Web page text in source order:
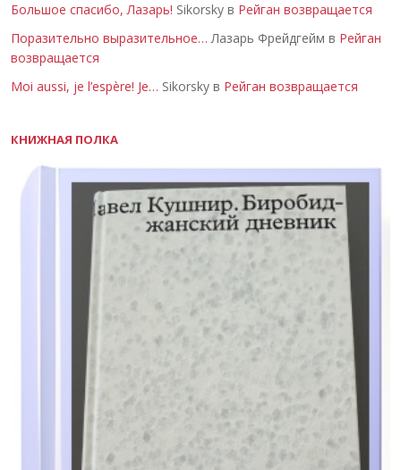
Большое спасибо, Лазарь! Sikorsky в Рейган возвращается
Поразительно выразительное… Лазарь Фрейдгейм в Рейган
возвращается
Moi aussi, je l’espère! Je… Sikorsky в Рейган возвращается
КНИЖНАЯ ПОЛКА